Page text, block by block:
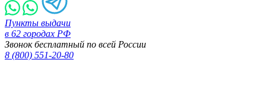
Пункты выдачи
в 62 городах РФ
Звонок бесплатный по всей России
8 (800) 551-20-80